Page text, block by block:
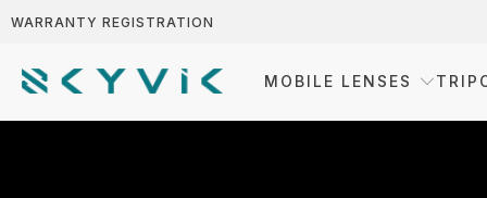
WARRANTY REGISTRATION
MOBILE LENSES